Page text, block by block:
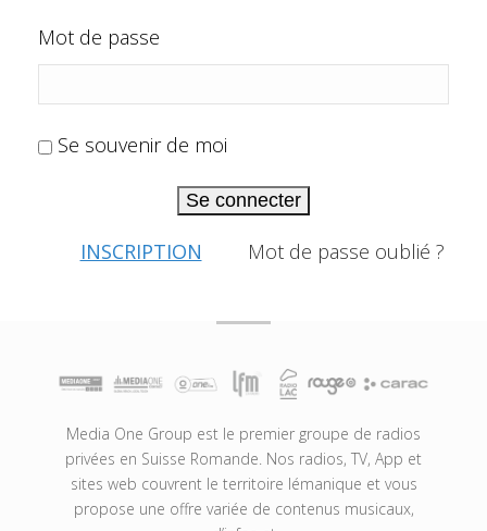
Mot de passe
Se souvenir de moi
Se connecter
INSCRIPTION Mot de passe oublié ?
Media One Group est le premier groupe de radios
privées en Suisse Romande. Nos radios, TV, App et
sites web couvrent le territoire lémanique et vous
propose une offre variée de contenus musicaux,